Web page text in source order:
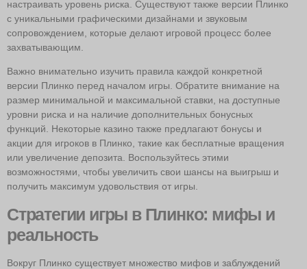
настраивать уровень риска. Существуют также версии Плинко
с уникальными графическими дизайнами и звуковым
сопровождением, которые делают игровой процесс более
захватывающим.
Важно внимательно изучить правила каждой конкретной
версии Плинко перед началом игры. Обратите внимание на
размер минимальной и максимальной ставки, на доступные
уровни риска и на наличие дополнительных бонусных
функций. Некоторые казино также предлагают бонусы и
акции для игроков в Плинко, такие как бесплатные вращения
или увеличение депозита. Воспользуйтесь этими
возможностями, чтобы увеличить свои шансы на выигрыш и
получить максимум удовольствия от игры.
Стратегии игры в Плинко: мифы и
реальность
Вокруг Плинко существует множество мифов и заблуждений